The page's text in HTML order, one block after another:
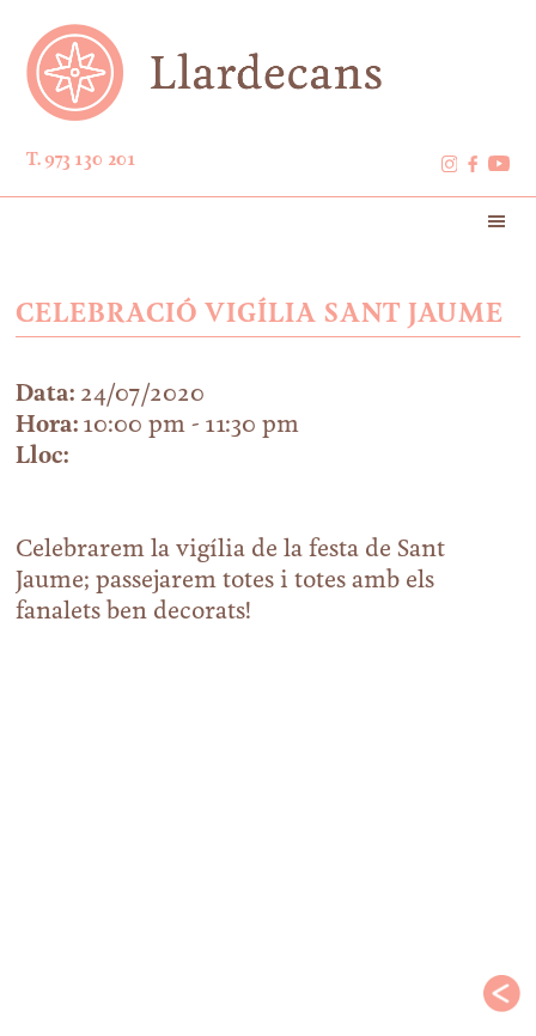
T. 973 130 201
CELEBRACIÓ VIGÍLIA SANT JAUME
Data: 24/07/2020
Hora: 10:00 pm - 11:30 pm
Lloc:
Celebrarem la vigília de la festa de Sant
Jaume; passejarem totes i totes amb els
fanalets ben decorats!